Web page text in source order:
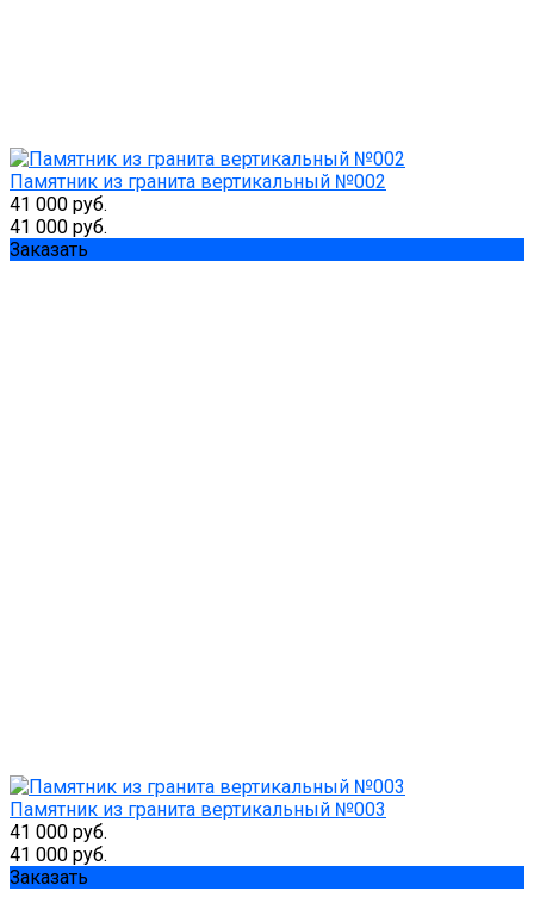
Памятник из гранита вертикальный №002
41 000 руб.
41 000 руб.
Заказать
Памятник из гранита вертикальный №003
41 000 руб.
41 000 руб.
Заказать